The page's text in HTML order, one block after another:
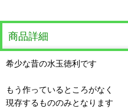
商品詳細
希少な昔の水玉徳利です
もう作っているところがなく
現存するもののみとなります